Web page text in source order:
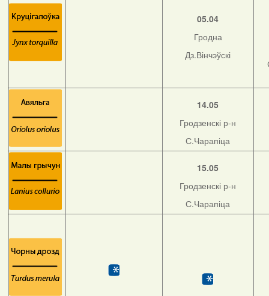
05.04
Гродна
Дз.Вінчэўскі
14.05
Гродзенскі р-н
С.Чарапіца
15.05
Гродзенскі р-н
С.Чарапіца